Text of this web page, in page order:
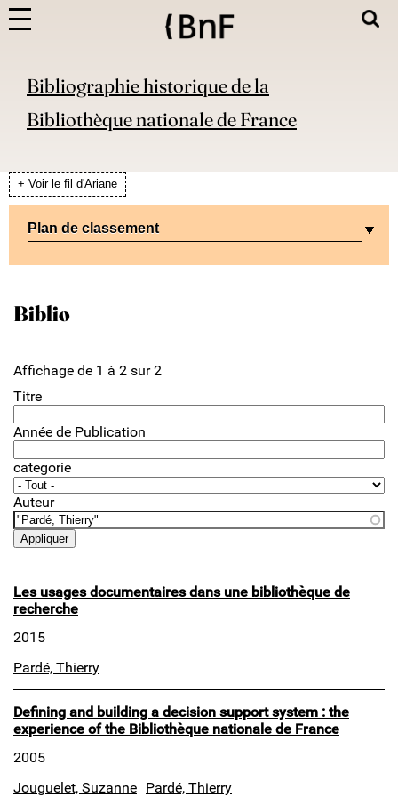
Bibliographie historique de la
Bibliothèque nationale de France
+ Voir le fil d'Ariane
Plan de classement
Biblio
Affichage de 1 à 2 sur 2
Titre
Année de Publication
categorie
Auteur
Les usages documentaires dans une bibliothèque de
recherche
2015
Pardé, Thierry
Defining and building a decision support system : the
experience of the Bibliothèque nationale de France
2005
Jouguelet, Suzanne Pardé, Thierry